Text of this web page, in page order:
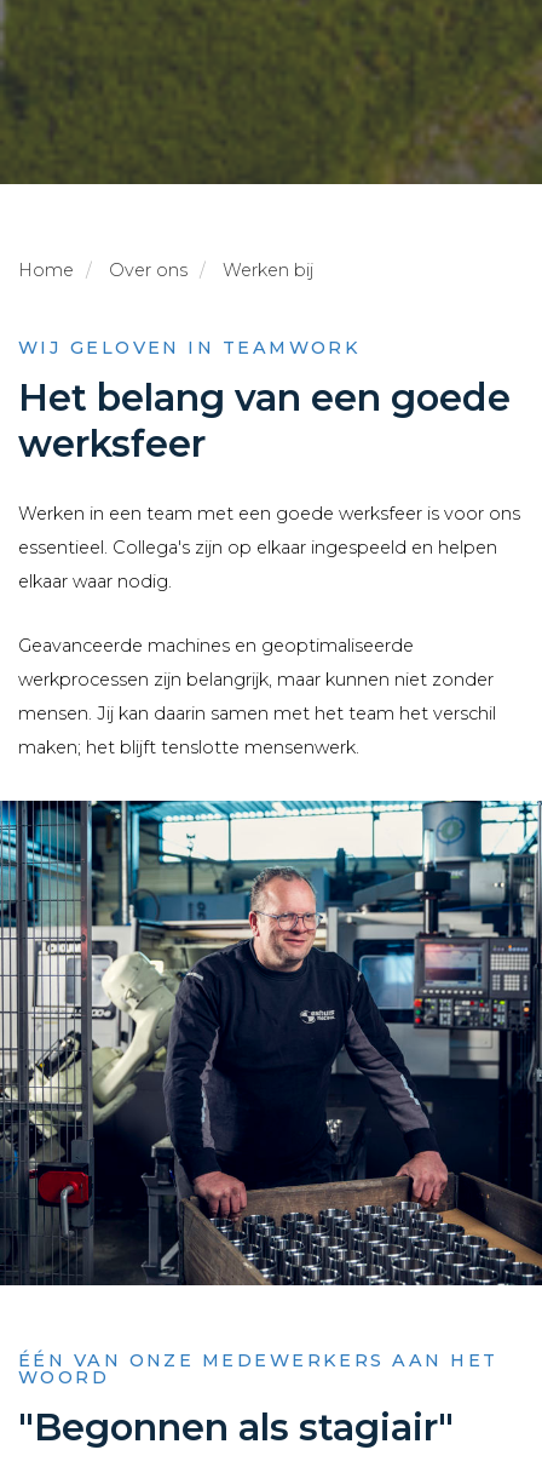
Home Over ons Werken bij
WIJ GELOVEN IN TEAMWORK
Het belang van een goede
werksfeer
Werken in een team met een goede werksfeer is voor ons
essentieel. Collega's zijn op elkaar ingespeeld en helpen
elkaar waar nodig.
Geavanceerde machines en geoptimaliseerde
werkprocessen zijn belangrijk, maar kunnen niet zonder
mensen. Jij kan daarin samen met het team het verschil
maken; het blijft tenslotte mensenwerk.
ÉÉN VAN ONZE MEDEWERKERS AAN HET
WOORD
"Begonnen als stagiair"